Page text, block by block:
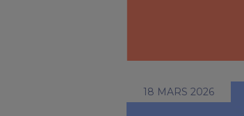
18 MARS 2026